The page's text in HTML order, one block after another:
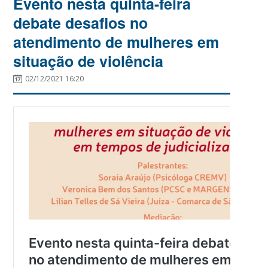
debate desafios no
atendimento de mulheres em
situação de violência
02/12/2021 16:20